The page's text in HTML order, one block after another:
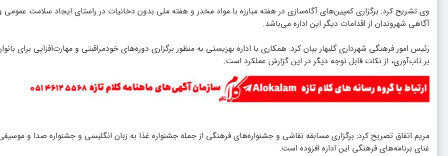
وی تشریح کرد: برگزاری کمپین‌های آگاه‌سازی در هفته مبارزه با مواد مخدر و هفته ملی بدون دخانیات در راستای ایجاد سلامت عمومی
آگاهی شهروندان از اقدامات دیگر این اداره می‌باشد.
رئیس امور فرهنگی شهرداری گلبهار بیان کرد: همکاری با اداره بهزیستی به منظور برگزاری دوره‌های خودمراقبتی و مهارت‌افزایی برای
بر تاب‌آوری، از نکات قابل توجه دیگر در این گزارش عملکرد است.
مریم اتفاق تصریح کرد: برگزاری مسابقه نقاشی و جشنواره‌های فرهنگی از جمله جشنواره غذا به زبان انگلیسی و جشنواره صدا و
غنای برنامه‌های فرهنگی این اداره افزوده است.